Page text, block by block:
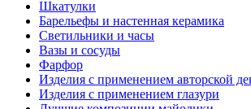
Шкатулки
Барельефы и настенная керамика
Светильники и часы
Вазы и сосуды
Фарфор
Изделия с применением авторской
Изделия с применением глазури